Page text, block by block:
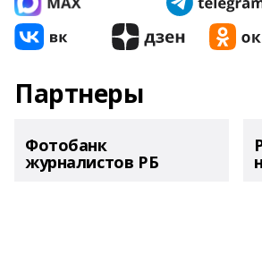
Партнеры
Фотобанк
журналистов РБ